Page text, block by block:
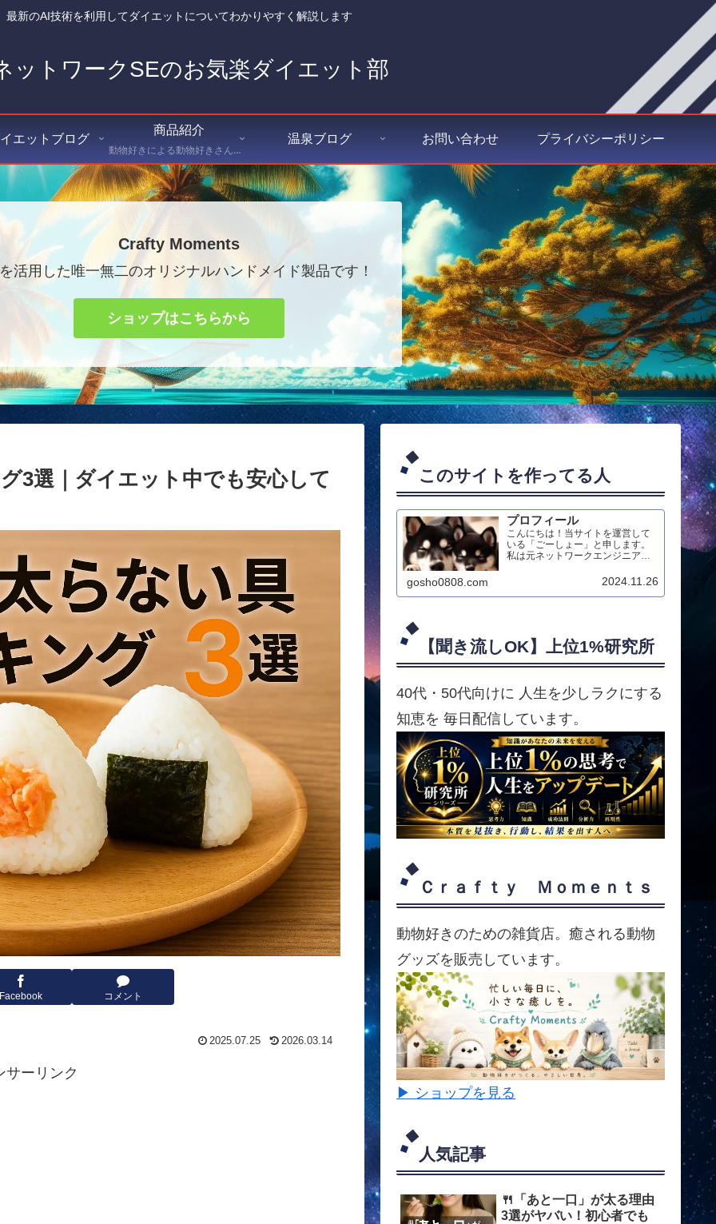
最新のAI技術を利用してダイエットについてわかりやすく解説します
ットワークSEのお気楽ダイエット部
エットブログ
商品紹介
動物好きによる動物好きさんのためのハンドメイドショップ Crafty Moments（クラフティ・モーメンツ） にて出品している商品を紹介
温泉ブログ お問い合わせ プライバシーポリシー
Crafty Moments
活用した唯一無二のオリジナルハンドメイド製品です！
ショップはこちらから
3選｜ダイエット中でも安心して
Facebook コメント
2025.07.25 2026.03.14
サーリンク
このサイトを作ってる人
プロフィール
こんにちは！当サイトを運営して
いる「ごーしょー」と申します。
私は元ネットワークエンジニアの
最新のAIテクノロジーを活用した
生成AIによる動画制作、オリジナ
gosho0808.com 2024.11.26
【聞き流しOK】上位1%研究所
40代・50代向けに 人生を少しラクにする
知恵を 毎日配信しています。
Ｃｒａｆｔｙ Ｍｏｍｅｎｔｓ
動物好きのための雑貨店。癒される動物
グッズを販売しています。
▶ ショップを見る
人気記事
🍴「あと一口」が太る理由
3選がヤバい！初心者でも